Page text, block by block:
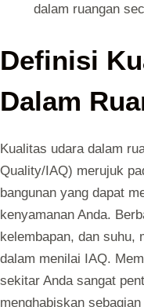
dalam ruangan
Definisi
Dalam
Kualitas udara dalam
Quality/IAQ) merujuk
bangunan yang dapat
kenyamanan Anda.
kelembapan, dan suhu,
dalam menilai IAQ.
sekitar Anda sangat
menghabiskan